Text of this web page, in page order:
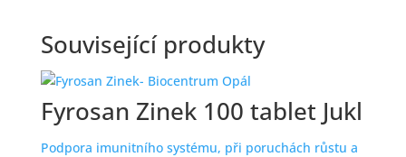
Související produkty
Fyrosan Zinek 100 tablet Jukl
Podpora imunitního systému, při poruchách růstu a